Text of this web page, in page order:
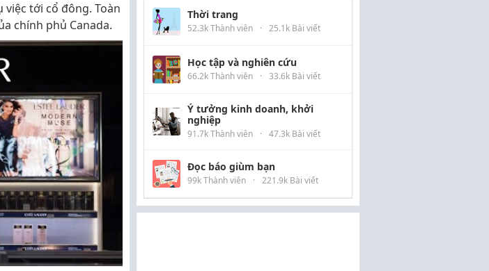
tới cổ đông. Toàn
chính phủ Canada.
Thời trang
52.3k Thành viên · 25.1k Bài viết
Học tập và nghiên cứu
66.2k Thành viên · 33.6k Bài viết
Ý tưởng kinh doanh, khởi
nghiệp
91.7k Thành viên · 47.3k Bài viết
Đọc báo giùm bạn
99k Thành viên · 221.9k Bài viết